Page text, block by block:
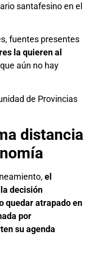
santafesino en el
fuentes presentes
la quieren al
aún no hay
de Provincias
distancia
el
decisión
quedar atrapado en
por
su agenda